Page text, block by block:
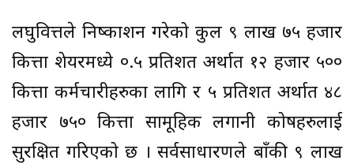
लघुवित्तले निष्काशन गरेको कुल ९ लाख ७५ हजार
कित्ता शेयरमध्ये ०.५ प्रतिशत अर्थात १२ हजार ५००
कित्ता कर्मचारीहरुका लागि र ५ प्रतिशत अर्थात ४८
हजार ७५० कित्ता सामूहिक लगानी कोषहरुलाई
सुरक्षित गरिएको छ । सर्वसाधारणले बाँकी ९ लाख